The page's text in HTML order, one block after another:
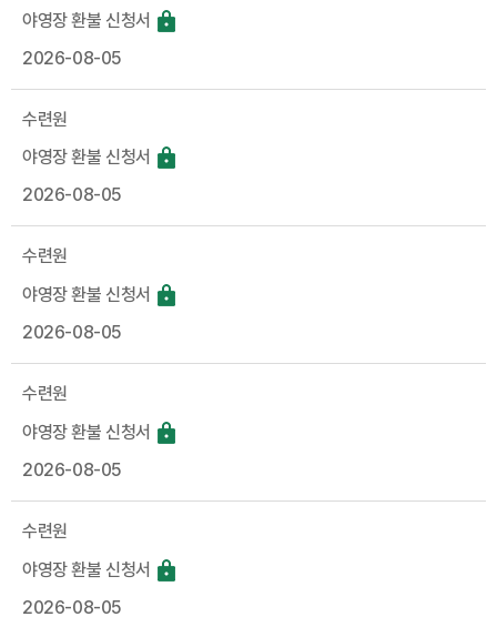
야영장 환불 신청서
2026-08-05
수련원
야영장 환불 신청서
2026-08-05
수련원
야영장 환불 신청서
2026-08-05
수련원
야영장 환불 신청서
2026-08-05
수련원
야영장 환불 신청서
2026-08-05